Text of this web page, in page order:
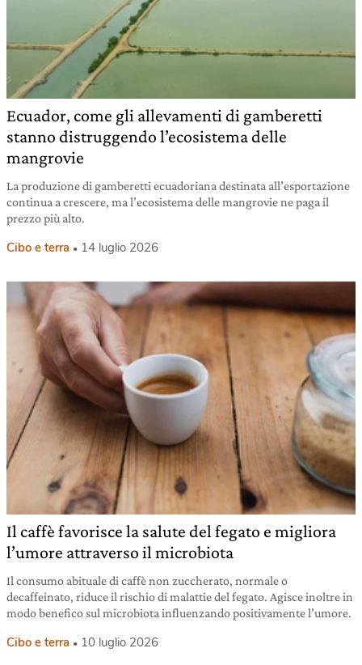
Ecuador, come gli allevamenti di gamberetti
stanno distruggendo l’ecosistema delle
mangrovie
La produzione di gamberetti ecuadoriana destinata all’esportazione
continua a crescere, ma l’ecosistema delle mangrovie ne paga il
prezzo più alto.
Cibo e terra 14 luglio 2026
Il caffè favorisce la salute del fegato e migliora
l’umore attraverso il microbiota
Il consumo abituale di caffè non zuccherato, normale o
decaffeinato, riduce il rischio di malattie del fegato. Agisce inoltre in
modo benefico sul microbiota influenzando positivamente l’umore.
Cibo e terra 10 luglio 2026